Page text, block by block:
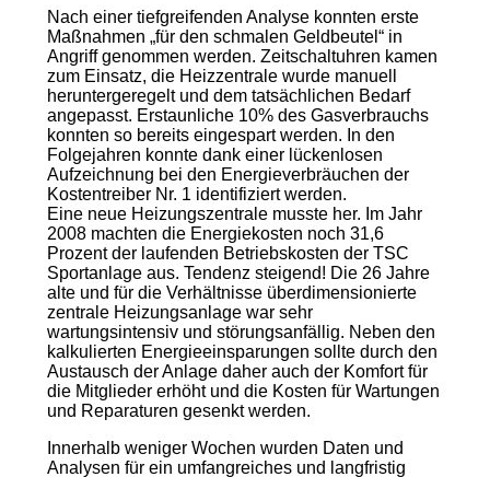
Nach einer tiefgreifenden Analyse konnten erste
Maßnahmen „für den schmalen Geldbeutel“ in
Angriff genommen werden. Zeitschaltuhren kamen
zum Einsatz, die Heizzentrale wurde manuell
heruntergeregelt und dem tatsächlichen Bedarf
angepasst. Erstaunliche 10% des Gasverbrauchs
konnten so bereits eingespart werden. In den
Folgejahren konnte dank einer lückenlosen
Aufzeichnung bei den Energieverbräuchen der
Kostentreiber Nr. 1 identifiziert werden.
Eine neue Heizungszentrale musste her. Im Jahr
2008 machten die Energiekosten noch 31,6
Prozent der laufenden Betriebskosten der TSC
Sportanlage aus. Tendenz steigend! Die 26 Jahre
alte und für die Verhältnisse überdimensionierte
zentrale Heizungsanlage war sehr
wartungsintensiv und störungsanfällig. Neben den
kalkulierten Energieeinsparungen sollte durch den
Austausch der Anlage daher auch der Komfort für
die Mitglieder erhöht und die Kosten für Wartungen
und Reparaturen gesenkt werden.
Innerhalb weniger Wochen wurden Daten und
Analysen für ein umfangreiches und langfristig